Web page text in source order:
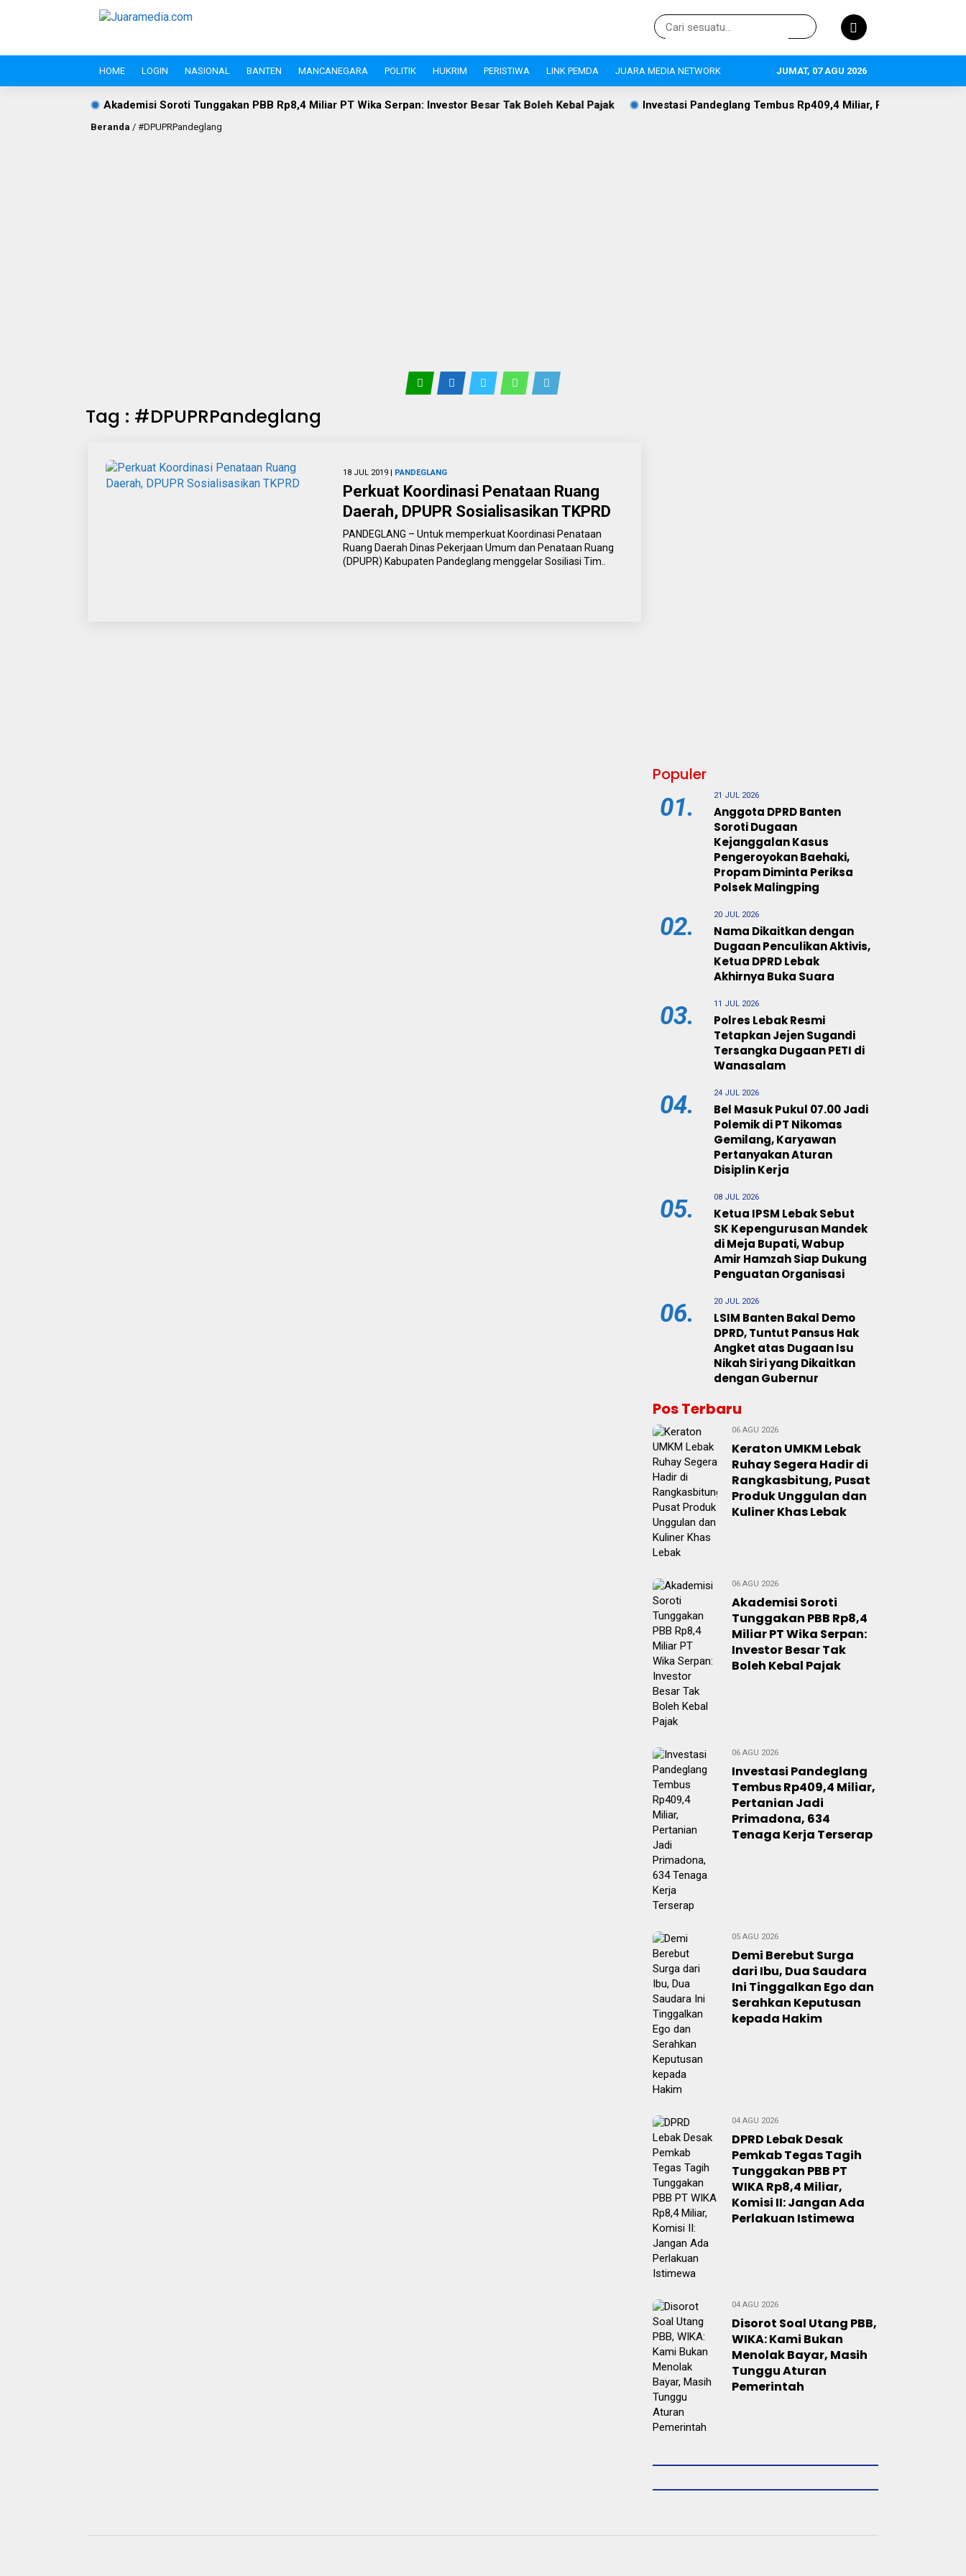
HOME LOGIN NASIONAL BANTEN MANCANEGARA POLITIK HUKRIM PERISTIWA LINK PEMDA JUARA MEDIA NETWORK JUMAT, 07 AGU 2026
Akademisi Soroti Tunggakan PBB Rp8,4 Miliar PT Wika Serpan: Investor Besar Tak Boleh Kebal Pajak Investasi Pandeglang Tembus Rp409,4 Miliar, Pertanian Jadi Primadona, 634
Beranda / #DPUPRPandeglang
Tag : #DPUPRPandeglang
18 JUL 2019 | PANDEGLANG
Perkuat Koordinasi Penataan Ruang
Daerah, DPUPR Sosialisasikan TKPRD
PANDEGLANG – Untuk memperkuat Koordinasi Penataan
Ruang Daerah Dinas Pekerjaan Umum dan Penataan Ruang
(DPUPR) Kabupaten Pandeglang menggelar Sosiliasi Tim..
Populer
01. 21 JUL 2026
Anggota DPRD Banten
Soroti Dugaan
Kejanggalan Kasus
Pengeroyokan Baehaki,
Propam Diminta Periksa
Polsek Malingping
02. 20 JUL 2026
Nama Dikaitkan dengan
Dugaan Penculikan Aktivis,
Ketua DPRD Lebak
Akhirnya Buka Suara
03. 11 JUL 2026
Polres Lebak Resmi
Tetapkan Jejen Sugandi
Tersangka Dugaan PETI di
Wanasalam
04. 24 JUL 2026
Bel Masuk Pukul 07.00 Jadi
Polemik di PT Nikomas
Gemilang, Karyawan
Pertanyakan Aturan
Disiplin Kerja
05. 08 JUL 2026
Ketua IPSM Lebak Sebut
SK Kepengurusan Mandek
di Meja Bupati, Wabup
Amir Hamzah Siap Dukung
Penguatan Organisasi
06. 20 JUL 2026
LSIM Banten Bakal Demo
DPRD, Tuntut Pansus Hak
Angket atas Dugaan Isu
Nikah Siri yang Dikaitkan
dengan Gubernur
Pos Terbaru
06 AGU 2026
Keraton UMKM Lebak
Ruhay Segera Hadir di
Rangkasbitung, Pusat
Produk Unggulan dan
Kuliner Khas Lebak
06 AGU 2026
Akademisi Soroti
Tunggakan PBB Rp8,4
Miliar PT Wika Serpan:
Investor Besar Tak
Boleh Kebal Pajak
06 AGU 2026
Investasi Pandeglang
Tembus Rp409,4 Miliar,
Pertanian Jadi
Primadona, 634
Tenaga Kerja Terserap
05 AGU 2026
Demi Berebut Surga
dari Ibu, Dua Saudara
Ini Tinggalkan Ego dan
Serahkan Keputusan
kepada Hakim
04 AGU 2026
DPRD Lebak Desak
Pemkab Tegas Tagih
Tunggakan PBB PT
WIKA Rp8,4 Miliar,
Komisi II: Jangan Ada
Perlakuan Istimewa
04 AGU 2026
Disorot Soal Utang PBB,
WIKA: Kami Bukan
Menolak Bayar, Masih
Tunggu Aturan
Pemerintah